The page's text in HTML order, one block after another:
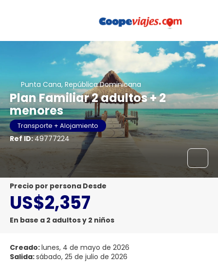
Punta Cana, República Dominicana
Plan Familiar 2 adultos + 2
menores
Transporte + Alojamiento
Ref ID:49777224
precio por persona Desde
US$2,357
En base a 2 adultos y 2 niños
Creado:lunes, 4 de mayo de 2026
Salida:sábado, 25 de julio de 2026